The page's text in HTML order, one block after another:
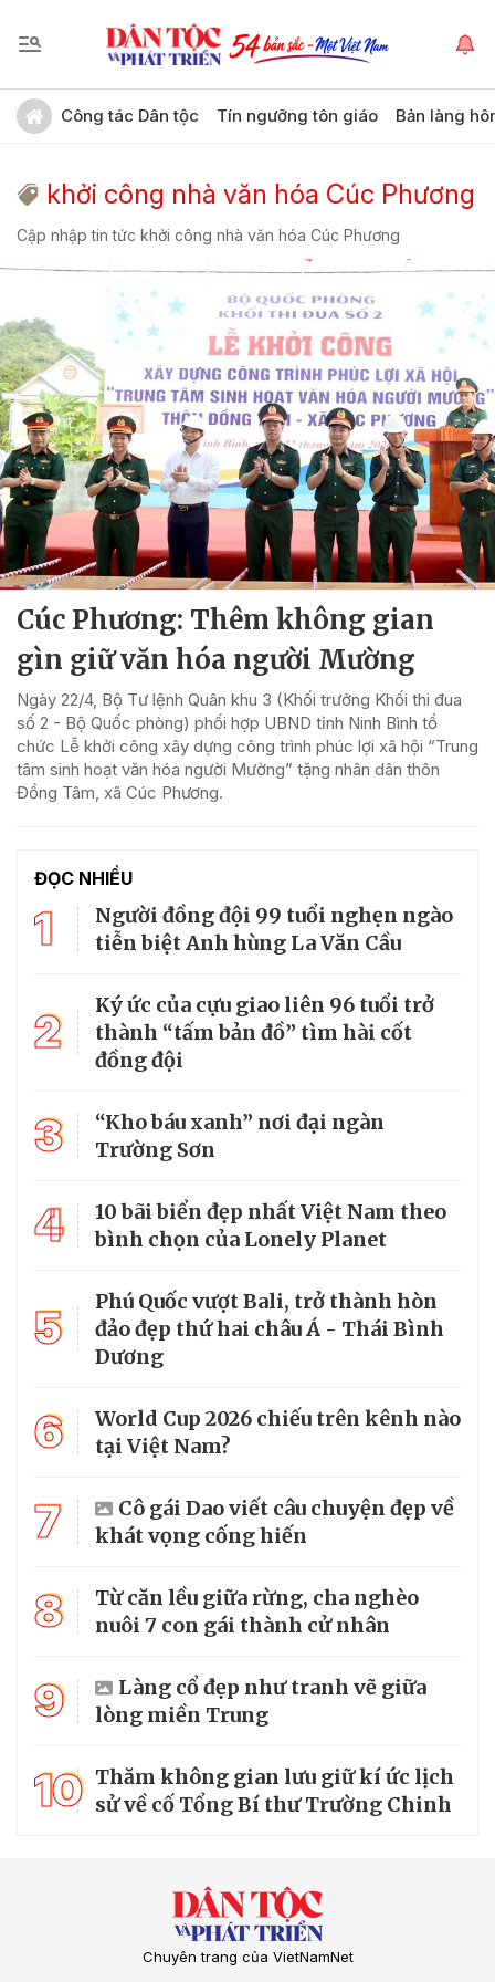
Công tác Dân tộc Tín ngưỡng tôn giáo Bản làng
khởi công nhà văn hóa Cúc Phương
Cập nhập tin tức khởi công nhà văn hóa Cúc Phương
Cúc Phương: Thêm không gian
gìn giữ văn hóa người Mường
Ngày 22/4, Bộ Tư lệnh Quân khu 3 (Khối trưởng Khối thi đua
số 2 - Bộ Quốc phòng) phối hợp UBND tỉnh Ninh Bình tổ
chức Lễ khởi công xây dựng công trình phúc lợi xã hội “Trung
tâm sinh hoạt văn hóa người Mường” tặng nhân dân thôn
Đồng Tâm, xã Cúc Phương.
ĐỌC NHIỀU
1
Người đồng đội 99 tuổi nghẹn ngào
tiễn biệt Anh hùng La Văn Cầu
2
Ký ức của cựu giao liên 96 tuổi trở
thành “tấm bản đồ” tìm hài cốt
đồng đội
3
“Kho báu xanh” nơi đại ngàn
Trường Sơn
4
10 bãi biển đẹp nhất Việt Nam theo
bình chọn của Lonely Planet
5
Phú Quốc vượt Bali, trở thành hòn
đảo đẹp thứ hai châu Á - Thái Bình
Dương
6
World Cup 2026 chiếu trên kênh nào
tại Việt Nam?
7
Cô gái Dao viết câu chuyện đẹp về
khát vọng cống hiến
8
Từ căn lều giữa rừng, cha nghèo
nuôi 7 con gái thành cử nhân
9
Làng cổ đẹp như tranh vẽ giữa
lòng miền Trung
10 Thăm không gian lưu giữ kí ức lịch
sử về cố Tổng Bí thư Trường Chinh
Chuyên trang của VietNamNet